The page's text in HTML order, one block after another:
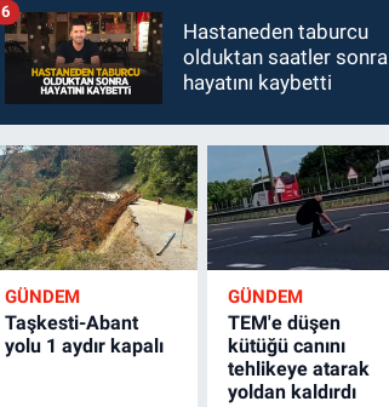
Hastaneden taburcu
olduktan saatler sonra
hayatını kaybetti
6
GÜNDEM
Taşkesti-Abant
yolu 1 aydır kapalı
GÜNDEM
TEM'e düşen
kütüğü canını
tehlikeye atarak
yoldan kaldırdı